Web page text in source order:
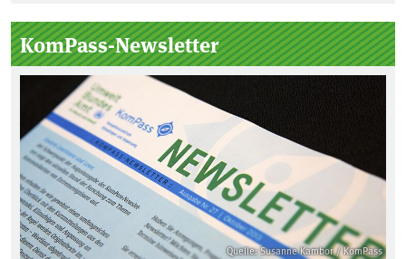
KomPass-Newsletter
Quelle: Susanne Kambor / KomPass